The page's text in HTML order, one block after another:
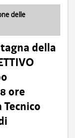
delle
della
ore